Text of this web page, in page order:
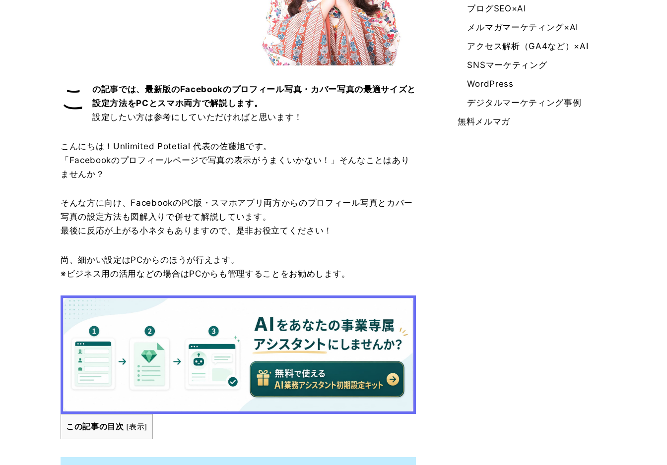
こ
の記事では、最新版のFacebookのプロフィール写真・カバー写真の最適サイズと
設定方法をPCとスマホ両方で解説します。
設定したい方は参考にしていただければと思います！
こんにちは！Unlimited Potetial 代表の佐藤旭です。
「Facebookのプロフィールページで写真の表示がうまくいかない！」そんなことはあり
ませんか？
そんな方に向け、FacebookのPC版・スマホアプリ両方からのプロフィール写真とカバー
写真の設定方法も図解入りで併せて解説しています。
最後に反応が上がる小ネタもありますので、是非お役立てください！
尚、細かい設定はPCからのほうが行えます。
※ビジネス用の活用などの場合はPCからも管理することをお勧めします。
この記事の目次 [表示]
ブログSEO×AI
メルマガマーケティング×AI
アクセス解析（GA4など）×AI
SNSマーケティング
WordPress
デジタルマーケティング事例
無料メルマガ